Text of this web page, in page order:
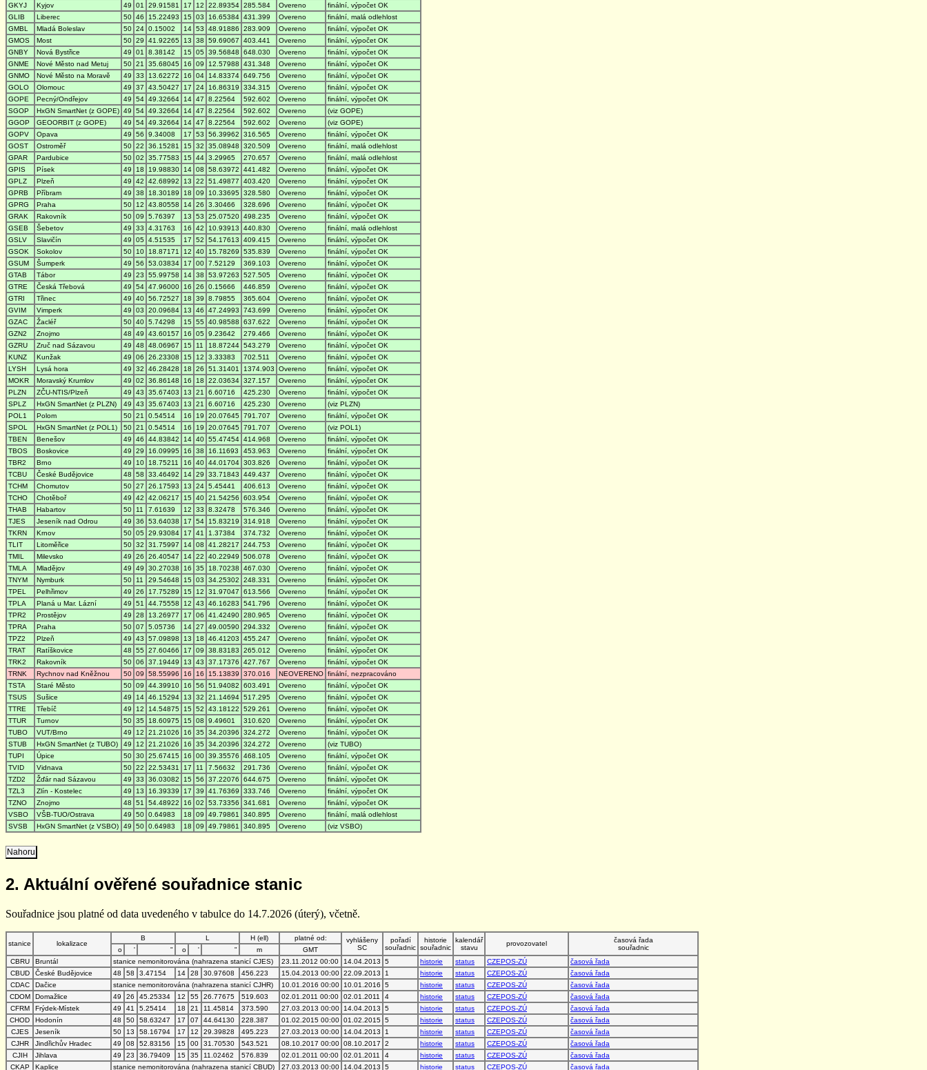
GKYJ
Kyjov 49 01 29.91581 17 12 22.89354 285.584 Overeno
finální, výpočet OK
GLIB
Liberec 50 46 15.22493 15 03 16.65384 431.399 Overeno
finální, malá odlehlost
GMBL
Mladá Boleslav 50 24 0.15002 14 53 48.91886 283.909 Overeno
finální, výpočet OK
GMOS
Most 50 29 41.92265 13 38 59.69067 403.441 Overeno
finální, výpočet OK
GNBY
Nová Bystřice 49 01 8.38142 15 05 39.56848 648.030 Overeno
finální, výpočet OK
GNME
Nové Město nad Metuj 50 21 35.68045 16 09 12.57988 431.348 Overeno
finální, výpočet OK
GNMO
Nové Město na Moravě 49 33 13.62272 16 04 14.83374 649.756 Overeno
finální, výpočet OK
GOLO
Olomouc 49 37 43.50427 17 24 16.86319 334.315 Overeno
finální, výpočet OK
GOPE
Pecný/Ondřejov 49 54 49.32664 14 47 8.22564 592.602 Overeno
finální, výpočet OK
SGOP
HxGN SmartNet (z GOPE) 49 54 49.32664 14 47 8.22564 592.602 Overeno
(viz GOPE)
GGOP
GEOORBIT (z GOPE) 49 54 49.32664 14 47 8.22564 592.602 Overeno
(viz GOPE)
GOPV
Opava 49 56 9.34008 17 53 56.39962 316.565 Overeno
finální, výpočet OK
GOST
Ostroměř 50 22 36.15281 15 32 35.08948 320.509 Overeno
finální, malá odlehlost
GPAR
Pardubice 50 02 35.77583 15 44 3.29965 270.657 Overeno
finální, malá odlehlost
GPIS
Písek 49 18 19.98830 14 08 58.63972 441.482 Overeno
finální, výpočet OK
GPLZ
Plzeň 49 42 42.68992 13 22 51.49877 403.420 Overeno
finální, výpočet OK
GPRB
Příbram 49 38 18.30189 18 09 10.33695 328.580 Overeno
finální, výpočet OK
GPRG
Praha 50 12 43.80558 14 26 3.30466 328.696 Overeno
finální, výpočet OK
GRAK
Rakovník 50 09 5.76397 13 53 25.07520 498.235 Overeno
finální, výpočet OK
GSEB
Šebetov 49 33 4.31763 16 42 10.93913 440.830 Overeno
finální, malá odlehlost
GSLV
Slavičín 49 05 4.51535 17 52 54.17613 409.415 Overeno
finální, výpočet OK
GSOK
Sokolov 50 10 18.87171 12 40 15.78269 535.839 Overeno
finální, výpočet OK
GSUM
Šumperk 49 56 53.03834 17 00 7.52129 369.103 Overeno
finální, výpočet OK
GTAB
Tábor 49 23 55.99758 14 38 53.97263 527.505 Overeno
finální, výpočet OK
GTRE
Česká Třebová 49 54 47.96000 16 26 0.15666 446.859 Overeno
finální, výpočet OK
GTRI
Třinec 49 40 56.72527 18 39 8.79855 365.604 Overeno
finální, výpočet OK
GVIM
Vimperk 49 03 20.09684 13 46 47.24993 743.699 Overeno
finální, výpočet OK
GZAC
Žacléř 50 40 5.74298 15 55 40.98588 637.622 Overeno
finální, výpočet OK
GZN2
Znojmo 48 49 43.60157 16 05 9.23642 279.466 Overeno
finální, výpočet OK
GZRU
Zruč nad Sázavou 49 48 48.06967 15 11 18.87244 543.279 Overeno
finální, výpočet OK
KUNZ
Kunžak 49 06 26.23308 15 12 3.33383 702.511 Overeno
finální, výpočet OK
LYSH
Lysá hora 49 32 46.28428 18 26 51.31401 1374.903 Overeno
finální, výpočet OK
MOKR
Moravský Krumlov 49 02 36.86148 16 18 22.03634 327.157 Overeno
finální, výpočet OK
PLZN
ZČU-NTIS/Plzeň 49 43 35.67403 13 21 6.60716 425.230 Overeno
finální, výpočet OK
SPLZ
HxGN SmartNet (z PLZN) 49 43 35.67403 13 21 6.60716 425.230 Overeno
(viz PLZN)
POL1
Polom 50 21 0.54514 16 19 20.07645 791.707 Overeno
finální, výpočet OK
SPOL
HxGN SmartNet (z POL1) 50 21 0.54514 16 19 20.07645 791.707 Overeno
(viz POL1)
TBEN
Benešov 49 46 44.83842 14 40 55.47454 414.968 Overeno
finální, výpočet OK
TBOS
Boskovice 49 29 16.09995 16 38 16.11693 453.963 Overeno
finální, výpočet OK
TBR2
Brno 49 10 18.75211 16 40 44.01704 303.826 Overeno
finální, výpočet OK
TCBU
České Budějovice 48 58 33.46492 14 29 33.71843 449.437 Overeno
finální, výpočet OK
TCHM
Chomutov 50 27 26.17593 13 24 5.45441 406.613 Overeno
finální, výpočet OK
TCHO
Chotěboř 49 42 42.06217 15 40 21.54256 603.954 Overeno
finální, výpočet OK
THAB
Habartov 50 11 7.61639 12 33 8.32478 576.346 Overeno
finální, výpočet OK
TJES
Jeseník nad Odrou 49 36 53.64038 17 54 15.83219 314.918 Overeno
finální, výpočet OK
TKRN
Krnov 50 05 29.93084 17 41 1.37384 374.732 Overeno
finální, výpočet OK
TLIT
Litoměřice 50 32 31.75997 14 08 41.28217 244.753 Overeno
finální, výpočet OK
TMIL
Milevsko 49 26 26.40547 14 22 40.22949 506.078 Overeno
finální, výpočet OK
TMLA
Mladějov 49 49 30.27038 16 35 18.70238 467.030 Overeno
finální, výpočet OK
TNYM
Nymburk 50 11 29.54648 15 03 34.25302 248.331 Overeno
finální, výpočet OK
TPEL
Pelhřimov 49 26 17.75289 15 12 31.97047 613.566 Overeno
finální, výpočet OK
TPLA
Planá u Mar. Lázní 49 51 44.75558 12 43 46.16283 541.796 Overeno
finální, výpočet OK
TPR2
Prostějov 49 28 13.26977 17 06 41.42490 280.965 Overeno
finální, výpočet OK
TPRA
Praha 50 07 5.05736 14 27 49.00590 294.332 Overeno
finální, výpočet OK
TPZ2
Plzeň 49 43 57.09898 13 18 46.41203 455.247 Overeno
finální, výpočet OK
TRAT
Ratíškovice 48 55 27.60466 17 09 38.83183 265.012 Overeno
finální, výpočet OK
TRK2
Rakovník 50 06 37.19449 13 43 37.17376 427.767 Overeno
finální, výpočet OK
TRNK
Rychnov nad Kněžnou 50 09 58.55996 16 16 15.13839 370.016 NEOVERENO finální, nezpracováno
TSTA
Staré Město 50 09 44.39910 16 56 51.94082 603.491 Overeno
finální, výpočet OK
TSUS
Sušice 49 14 46.15294 13 32 21.14694 517.295 Overeno
finální, výpočet OK
TTRE
Třebíč 49 12 14.54875 15 52 43.18122 529.261 Overeno
finální, výpočet OK
TTUR
Turnov 50 35 18.60975 15 08 9.49601 310.620 Overeno
finální, výpočet OK
TUBO
VUT/Brno 49 12 21.21026 16 35 34.20396 324.272 Overeno
finální, výpočet OK
STUB
HxGN SmartNet (z TUBO) 49 12 21.21026 16 35 34.20396 324.272 Overeno
(viz TUBO)
TUPI
Úpice 50 30 25.67415 16 00 39.35576 468.105 Overeno
finální, výpočet OK
TVID
Vidnava 50 22 22.53431 17 11 7.56632 291.736 Overeno
finální, výpočet OK
TZD2
Žďár nad Sázavou 49 33 36.03082 15 56 37.22076 644.675 Overeno
finální, výpočet OK
TZL3
Zlín - Kostelec 49 13 16.39339 17 39 41.76369 333.746 Overeno
finální, výpočet OK
TZNO
Znojmo 48 51 54.48922 16 02 53.73356 341.681 Overeno
finální, výpočet OK
VSBO
VŠB-TUO/Ostrava 49 50 0.64983 18 09 49.79861 340.895 Overeno
finální, malá odlehlost
SVSB
HxGN SmartNet (z VSBO) 49 50 0.64983 18 09 49.79861 340.895 Overeno (viz VSBO)
Nahoru
2. Aktuální ověřené souřadnice stanic
Souřadnice jsou platné od data uvedeného v tabulce do 14.7.2026 (úterý), včetně.
stanice lokalizace
B L H (ell) platné od:
vyhlášeny
SC
pořadí
souřadnic
historie
souřadnic
kalendář
stavu
provozovatel
časová řada
souřadnic
o ' " o ' " m
GMT
CBRU
Bruntál stanice nemonitorována (nahrazena stanicí CJES) 23.11.2012 00:00 14.04.2013 5 historie status CZEPOS-ZÚ
časová řada
CBUD
České Budějovice 48 58 3.47154 14 28 30.97608 456.223 15.04.2013 00:00 22.09.2013 1 historie status CZEPOS-ZÚ
časová řada
CDAC
Dačice stanice nemonitorována (nahrazena stanicí CJHR) 10.01.2016 00:00 10.01.2016 5 historie status CZEPOS-ZÚ
časová řada
CDOM
Domažlice 49 26 45.25334 12 55 26.77675 519.603 02.01.2011 00:00 02.01.2011 4 historie status CZEPOS-ZÚ
časová řada
CFRM
Frýdek-Místek 49 41 5.25414 18 21 11.45814 373.590 27.03.2013 00:00 14.04.2013 5 historie status CZEPOS-ZÚ
časová řada
CHOD
Hodonín 48 50 58.63247 17 07 44.64130 228.387 01.02.2015 00:00 01.02.2015 5 historie status CZEPOS-ZÚ
časová řada
CJES
Jeseník 50 13 58.16794 17 12 29.39828 495.223 27.03.2013 00:00 14.04.2013 1 historie status CZEPOS-ZÚ
časová řada
CJHR
Jindřichův Hradec 49 08 52.83156 15 00 31.70530 543.521 08.10.2017 00:00 08.10.2017 2 historie status CZEPOS-ZÚ
časová řada
CJIH
Jihlava 49 23 36.79409 15 35 11.02462 576.839 02.01.2011 00:00 02.01.2011 4 historie status CZEPOS-ZÚ
časová řada
CKAP
Kaplice stanice nemonitorována (nahrazena stanicí CBUD) 27.03.2013 00:00 14.04.2013 5 historie status CZEPOS-ZÚ časová řada